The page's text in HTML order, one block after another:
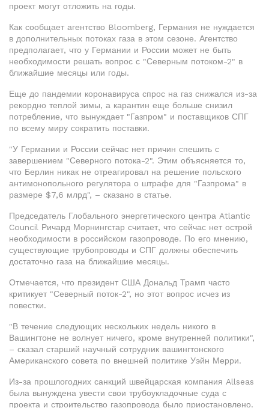
проект могут отложить на годы.
Как сообщает агентство Bloomberg, Германия не нуждается
в дополнительных потоках газа в этом сезоне. Агентство
предполагает, что у Германии и России может не быть
необходимости решать вопрос с "Северным потоком-2" в
ближайшие месяцы или годы.
Еще до пандемии коронавируса спрос на газ снижался из-за
рекордно теплой зимы, а карантин еще больше снизил
потребление, что вынуждает "Газпром" и поставщиков СПГ
по всему миру сократить поставки.
"У Германии и России сейчас нет причин спешить с
завершением "Северного потока-2". Этим объясняется то,
что Берлин никак не отреагировал на решение польского
антимонопольного регулятора о штрафе для "Газпрома" в
размере $7,6 млрд", – сказано в статье.
Председатель Глобального энергетического центра Atlantic
Council Ричард Морнингстар считает, что сейчас нет острой
необходимости в российском газопроводе. По его мнению,
существующие трубопроводы и СПГ должны обеспечить
достаточно газа на ближайшие месяцы.
Отмечается, что президент США Дональд Трамп часто
критикует "Северный поток-2", но этот вопрос исчез из
повестки.
"В течение следующих нескольких недель никого в
Вашингтоне не волнует ничего, кроме внутренней политики",
– сказал старший научный сотрудник вашингтонского
Американского совета по внешней политике Уэйн Мерри.
Из-за прошлогодних санкций швейцарская компания Allseas
была вынуждена увести свои трубоукладочные суда с
проекта и строительство газопровода было приостановлено.